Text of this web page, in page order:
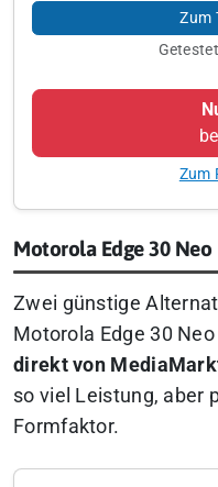
Zum
Zum
Motorola Edge 30 Neo
Zwei günstige
Motorola Edge 30
direkt von
so viel Leistung, aber
Formfaktor.